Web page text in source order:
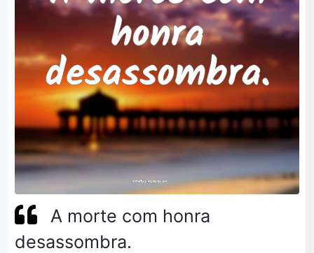
A morte com honra
desassombra.